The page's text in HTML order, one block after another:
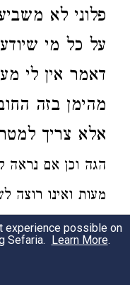
פלוני לא
על כל מי
דאמר אין לי
מהימן בזה
אלא צריך
הגה וכן אם
מעות ואינו רוצה
(טור) ועיין למטה
experience possible on
Sefaria. Learn More.